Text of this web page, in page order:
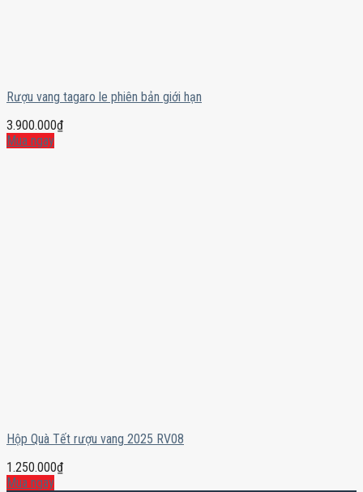
Rượu vang tagaro le phiên bản giới hạn
3.900.000₫
Mua ngay
Hộp Quà Tết rượu vang 2025 RV08
1.250.000₫
Mua ngay